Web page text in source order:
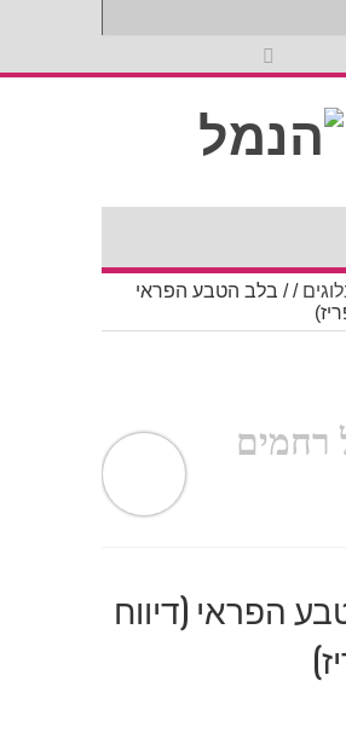
/
/ בלב הטבע הפראי
רחמים
הפראי (דיווח